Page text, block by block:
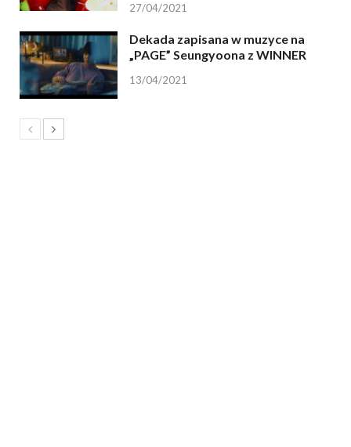
27/04/2021
Dekada zapisana w muzyce na
„PAGE” Seungyoona z WINNER
13/04/2021